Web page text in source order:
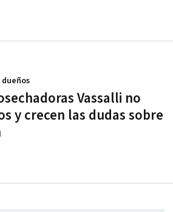
Vassalli no
y crecen las dudas sobre
dueños